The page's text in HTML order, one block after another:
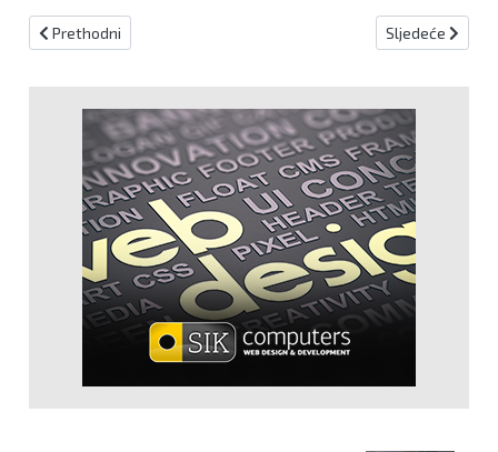
Prethodni članak: Sunčano vrijeme uz umjerenu naoblaku
Prethodni Sljedeći
Sljedeće